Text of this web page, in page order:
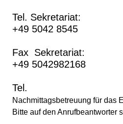
Tel. Sekretariat:
+49 5042 8545
Fax Sekretariat:
+49 5042982168
Tel.
Nachmittagsbetreuung für das
Bitte auf den Anrufbeantworter